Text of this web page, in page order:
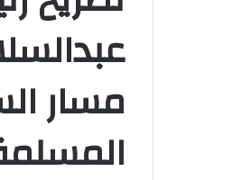
مسار